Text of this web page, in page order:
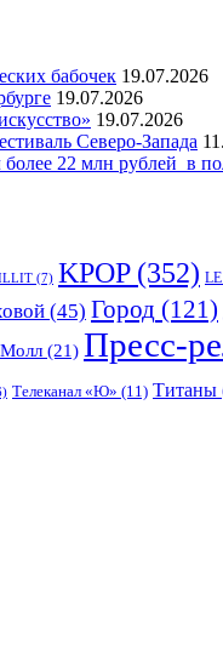
бабочек 19.07.2026
19.07.2026
19.07.2026
Северо-Запада
22 млн рублей в
(7) KPOP(352)
(45) Город (121)
(21) Пресс-
Телеканал «Ю» (11) Титаны